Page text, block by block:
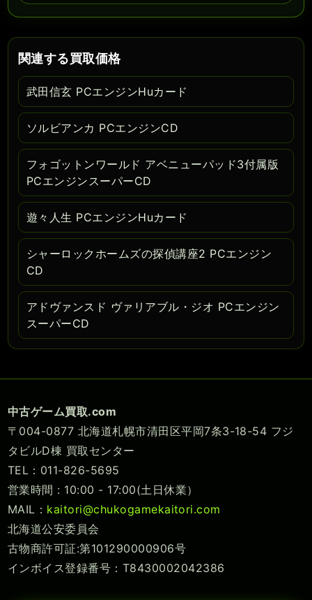
関連する買取価格
武田信玄 PCエンジンHuカード
ソルビアンカ PCエンジンCD
フォゴットンワールド アベニューパッド3付属版
PCエンジンスーパーCD
遊々人生 PCエンジンHuカード
シャーロックホームズの探偵講座2 PCエンジン
CD
アドヴァンスド ヴァリアブル・ジオ PCエンジン
スーパーCD
中古ゲーム買取.com
〒004-0877 北海道札幌市清田区平岡7条3-18-54 フジ
タビルD棟 買取センター
TEL：011-826-5695
営業時間 : 10:00 - 17:00(土日休業）
MAIL： kaitori@chukogamekaitori.com
北海道公安委員会
古物商許可証:第101290000906号
インボイス登録番号：T8430002042386